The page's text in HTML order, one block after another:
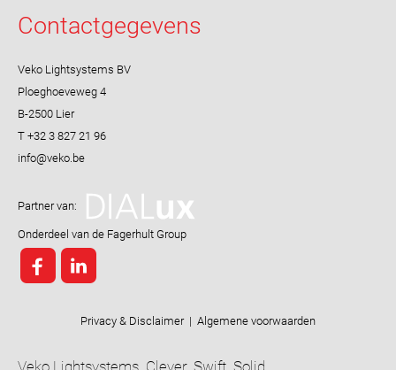
Contactgegevens
Veko Lightsystems BV
Ploeghoeveweg 4
B-2500 Lier
T +32 3 827 21 96
Partner van:
Onderdeel van de Fagerhult Group
Privacy & Disclaimer | Algemene voorwaarden